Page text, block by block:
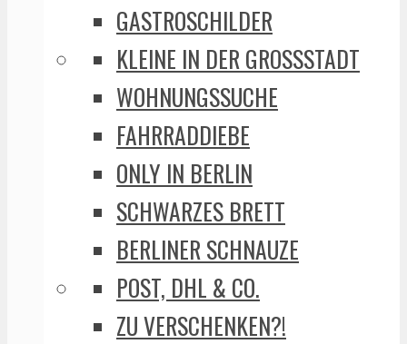
GASTROSCHILDER
KLEINE IN DER GROSSSTADT
WOHNUNGSSUCHE
FAHRRADDIEBE
ONLY IN BERLIN
SCHWARZES BRETT
BERLINER SCHNAUZE
POST, DHL & CO.
ZU VERSCHENKEN?!